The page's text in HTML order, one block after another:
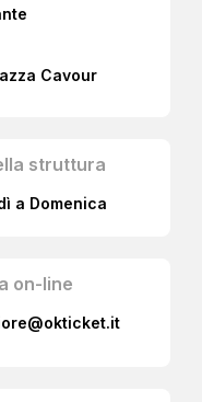
Cavour
struttura
a Domenica
on-line